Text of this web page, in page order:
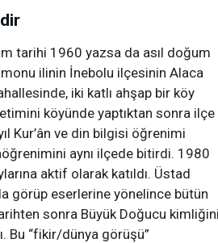
tarihi 1960 yazsa da asıl doğum
ilinin İnebolu ilçesinin Alaca
iki katlı ahşap bir köy
köyünde yaptıktan sonra ilçe
Kur’ân ve din bilgisi öğrenimi
aynı ilçede bitirdi. 1980
aktif olarak katıldı. Üstad
görüp eserlerine yönelince bütün
sonra Büyük Doğucu
Bu “fikir/dünya görüşü”